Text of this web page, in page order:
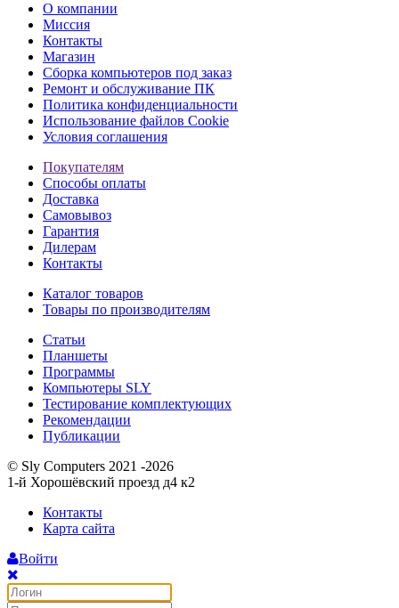
О компании
Миссия
Контакты
Магазин
Сборка компьютеров под заказ
Ремонт и обслуживание ПК
Политика конфиденциальности
Использование файлов Cookie
Условия соглашения
Покупателям
Способы оплаты
Доставка
Самовывоз
Гарантия
Дилерам
Контакты
Каталог товаров
Товары по производителям
Статьи
Планшеты
Программы
Компьютеры SLY
Тестирование комплектующих
Рекомендации
Публикации
© Sly Computers 2021 -2026
1-й Хорошёвский проезд д4 к2
Контакты
Карта сайта
Войти